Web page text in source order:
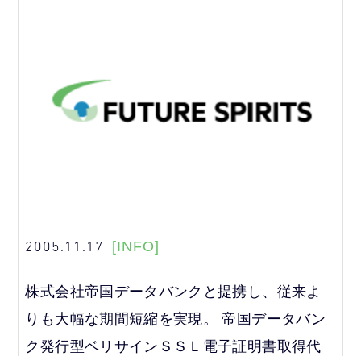
2005.11.17 [INFO]
株式会社帝国データバンクと提携し、従来よ
りも大幅な期間短縮を実現。 帝国データバン
ク発行型ベリサインＳＳＬ電子証明書取得代